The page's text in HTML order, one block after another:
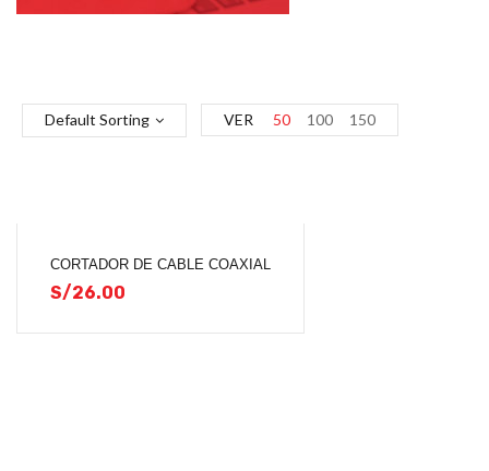
Default Sorting VER 50 100 150
CORTADOR DE CABLE COAXIAL
S/26.00